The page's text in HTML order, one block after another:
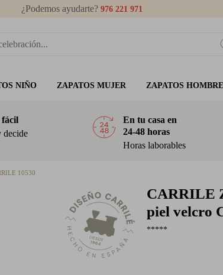
¿Podemos ayudarte? 976 221 971
NIÑO ZAPATOS MUJER ZAPATOS HOMBRE
fácil
decide
En tu casa en
24-48 horas
Horas laborables
10530
CARRILE
piel velcro
*****